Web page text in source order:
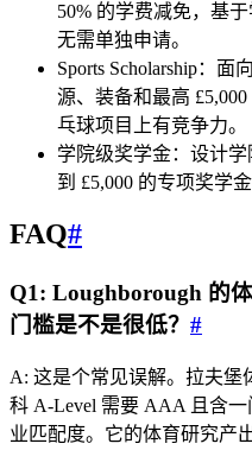
50% 的学费减免，基
无需单独申请。
Sports Scholarship：
源、装备和最高
乓球项目上有竞争力。
学院级奖学金：设计
到 £5,000 的专项奖学
FAQ#
Q1: Loughborough 的
门槛是不是很低？ #
A: 这是个常见误解。拉夫堡
科 A-Level 需要 AAA 且含
业匹配度。它的体育研究产